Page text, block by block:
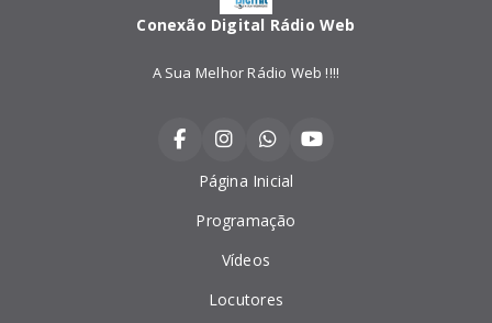
Conexão Digital Rádio Web
A Sua Melhor Rádio Web !!!!
Página Inicial
Programação
Vídeos
Locutores